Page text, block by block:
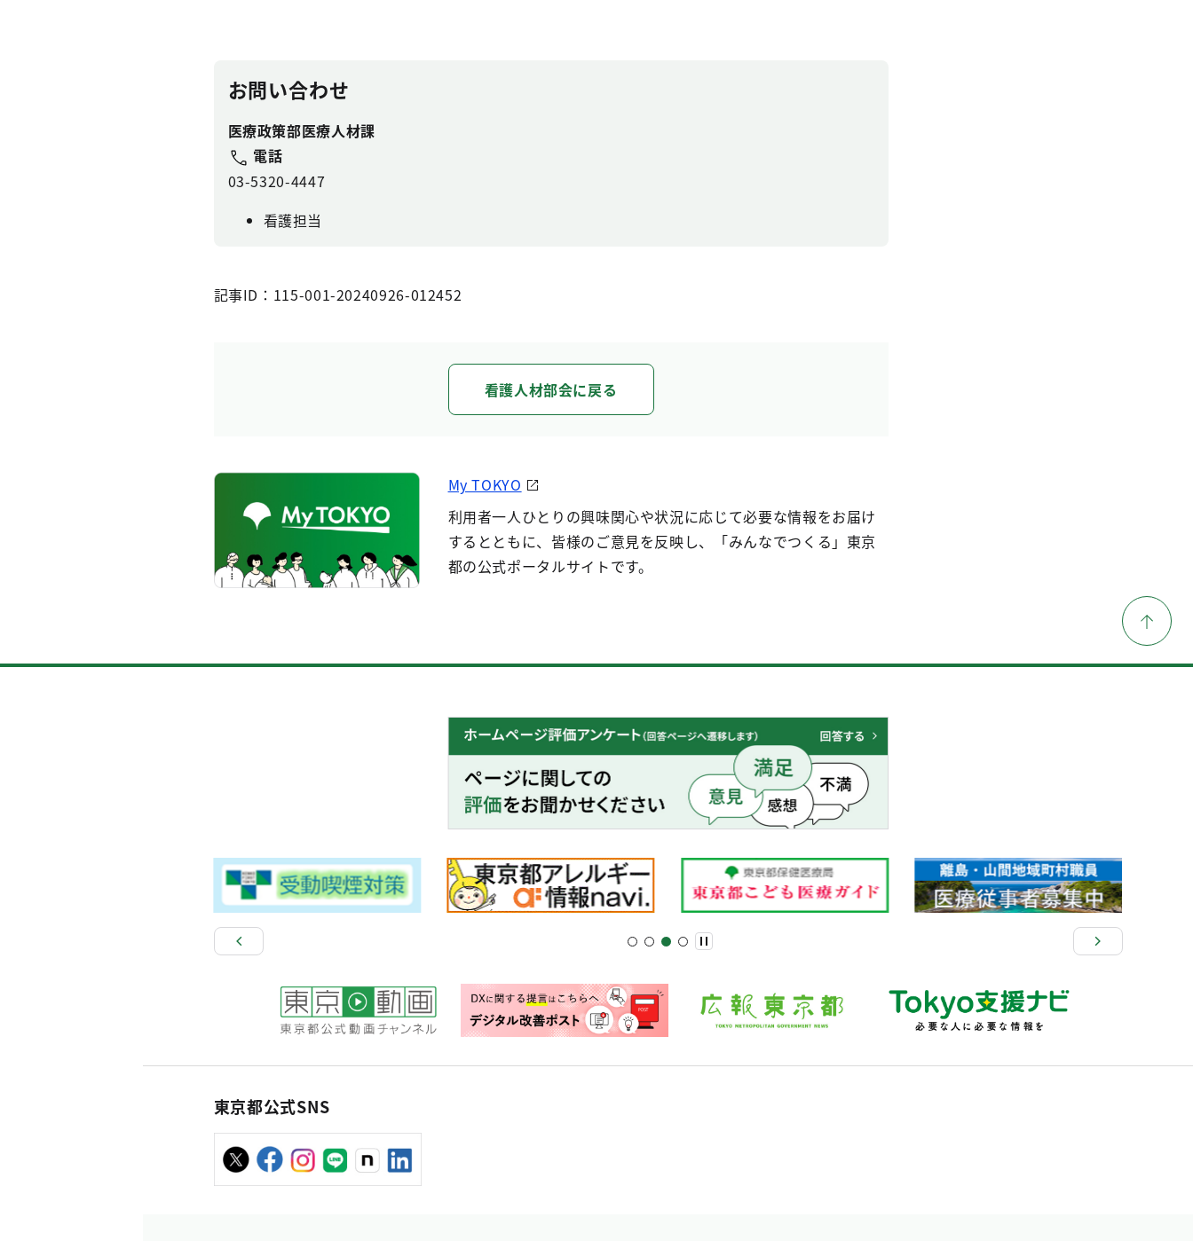
お問い合わせ
医療政策部医療人材課
電話
03-5320-4447
看護担当
記事ID：115-001-20240926-012452
看護人材部会に戻る
My TOKYO
利用者一人ひとりの興味関心や状況に応じて必要な情報をお届け
するとともに、皆様のご意見を反映し、「みんなでつくる」東京
都の公式ポータルサイトです。
東京都公式SNS